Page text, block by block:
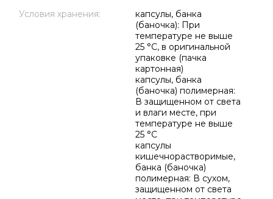
Условия хранения:
капсулы, банка
(баночка): При
температуре не выше
25 °C, в оригинальной
упаковке (пачка
картонная)
капсулы, банка
(баночка) полимерная:
В защищенном от света
и влаги месте, при
температуре не выше
25 °C
капсулы
кишечнорастворимые,
банка (баночка)
полимерная: В сухом,
защищенном от света